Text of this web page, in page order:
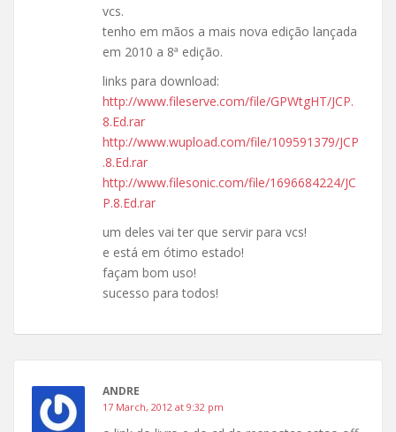
vcs.
tenho em mãos a mais nova edição lançada
em 2010 a 8ª edição.
links para download:
http://www.fileserve.com/file/GPWtgHT/JCP.
8.Ed.rar
http://www.wupload.com/file/109591379/JCP
.8.Ed.rar
http://www.filesonic.com/file/1696684224/JC
P.8.Ed.rar
um deles vai ter que servir para vcs!
e está em ótimo estado!
façam bom uso!
sucesso para todos!
ANDRE
17 March, 2012 at 9:32 pm